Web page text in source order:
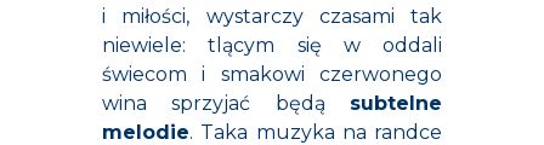
i miłości, wystarczy czasami tak
niewiele: tlącym się w oddali
świecom i smakowi czerwonego
wina sprzyjać będą subtelne
melodie. Taka muzyka na randce